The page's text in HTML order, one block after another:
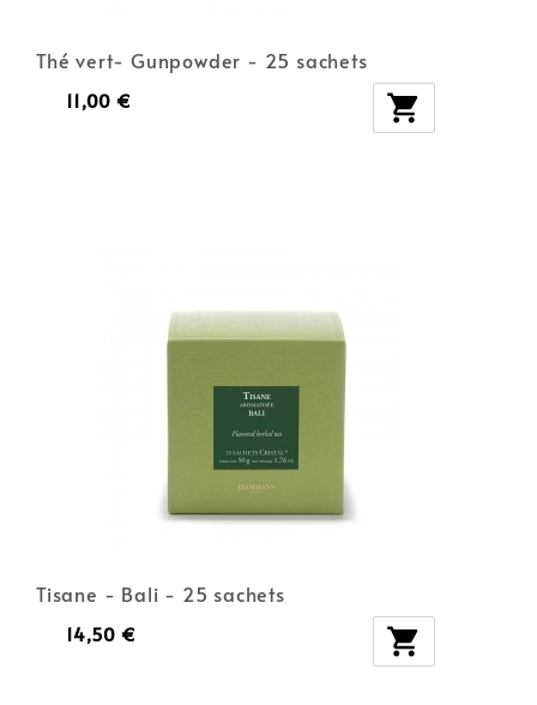
Thé vert- Gunpowder - 25 sachets
11,00 € 
Tisane - Bali - 25 sachets
14,50 € 